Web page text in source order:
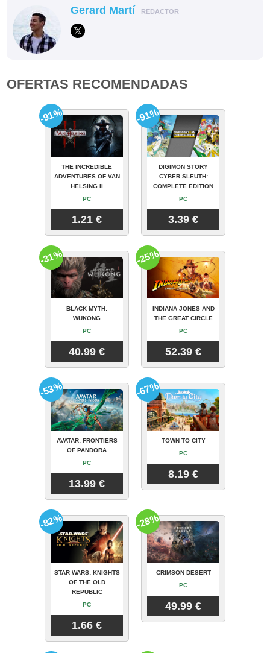
Gerard Martí REDACTOR
OFERTAS RECOMENDADAS
THE INCREDIBLE
ADVENTURES OF VAN
HELSING II
PC
1.21 €
-91%
DIGIMON STORY
CYBER SLEUTH:
COMPLETE EDITION
PC
3.39 €
-91%
BLACK MYTH:
WUKONG
PC
40.99 €
-31%
INDIANA JONES AND
THE GREAT CIRCLE
PC
52.39 €
-25%
AVATAR: FRONTIERS
OF PANDORA
PC
13.99 €
-53%
TOWN TO CITY
PC
8.19 €
-67%
STAR WARS: KNIGHTS
OF THE OLD
REPUBLIC
PC
1.66 €
-82%
CRIMSON DESERT
PC
49.99 €
-28%